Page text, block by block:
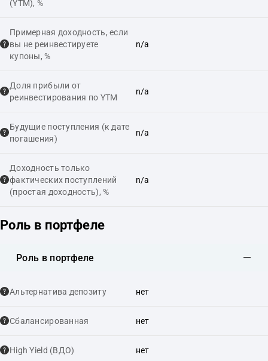
(YTM), %
Примерная доходность, если
вы не реинвестируете
купоны, %
n/a
Доля прибыли от
реинвестирования по YTM
n/a
Будущие поступления (к дате
погашения)
n/a
Доходность только
фактических поступлений
(простая доходность), %
n/a
Роль в портфеле
Роль в портфеле
Альтернатива депозиту нет
Сбалансированная нет
High Yield (ВДО) нет